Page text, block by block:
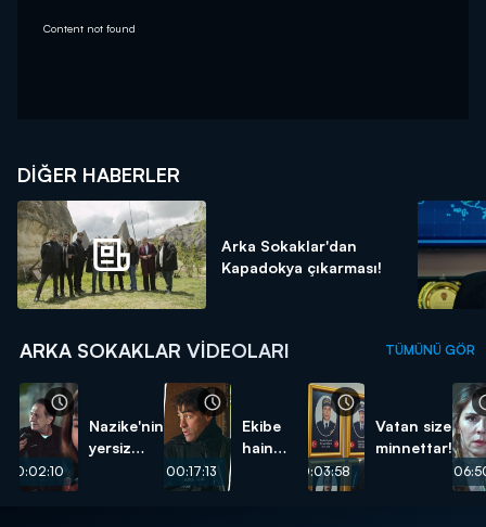
Content not found
DIĞER HABERLER
Arka Sokaklar'dan
Kapadokya çıkarması!
ARKA SOKAKLAR VIDEOLARI TÜMÜNÜ GÖR
00:02:10
Nazike'nin
yersiz
00:17:13
Ekibe
hain
00:03:58
Vatan size
minnettar!